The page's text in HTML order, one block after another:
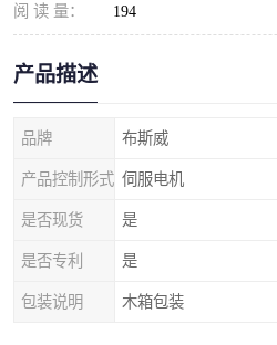
阅 读 量： 194
产品描述
品牌 布斯威
产品控制形式 伺服电机
是否现货 是
是否专利 是
包装说明 木箱包装